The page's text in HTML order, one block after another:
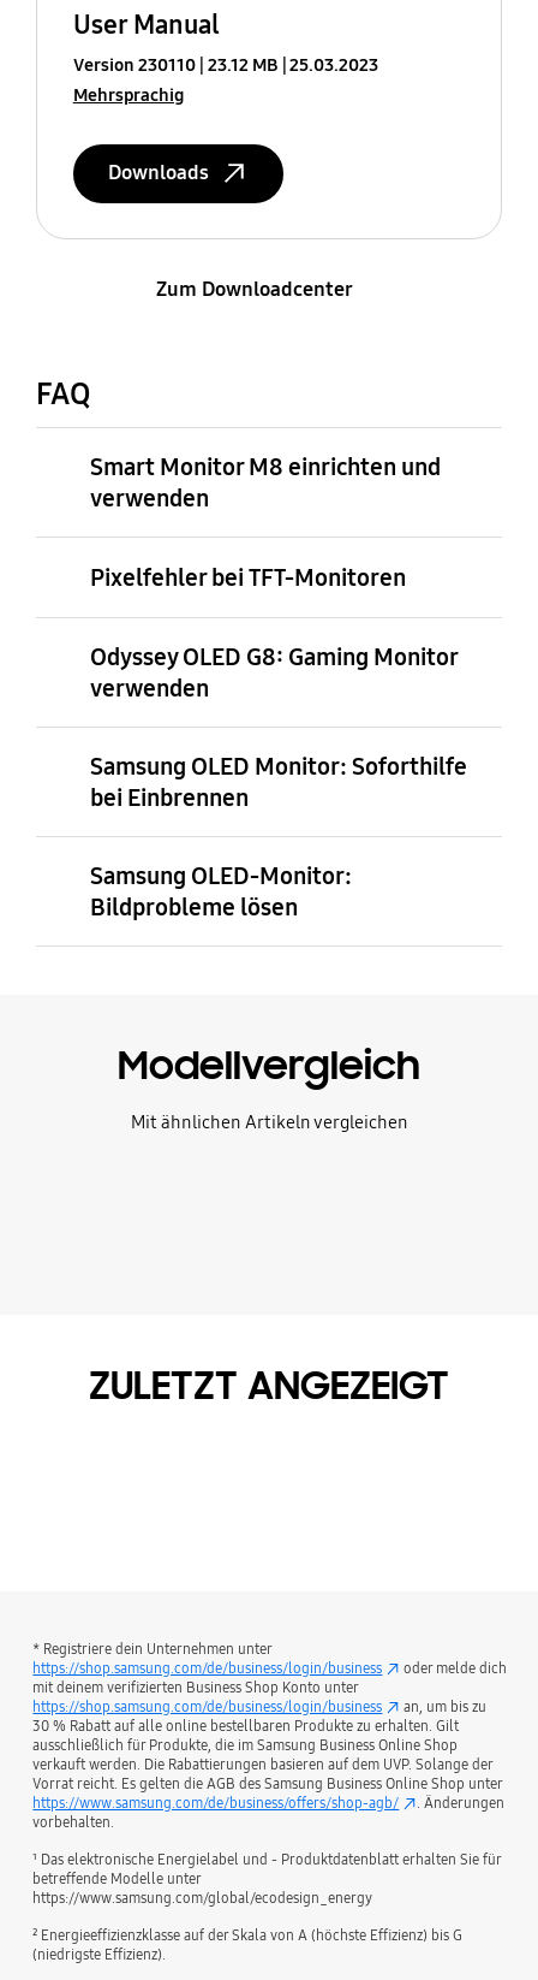
User Manual
Version 230110 23.12 MB 25.03.2023
Mehrsprachig
Downloads
Zum Downloadcenter
FAQ
Smart Monitor M8 einrichten und
verwenden
Pixelfehler bei TFT-Monitoren
Odyssey OLED G8: Gaming Monitor
verwenden
Samsung OLED Monitor: Soforthilfe
bei Einbrennen
Samsung OLED-Monitor:
Bildprobleme lösen
Modellvergleich
Mit ähnlichen Artikeln vergleichen
ZULETZT ANGEZEIGT
* Registriere dein Unternehmen unter
https://shop.samsung.com/de/business/login/business
oder melde dich
mit deinem verifizierten Business Shop Konto unter
https://shop.samsung.com/de/business/login/business
an, um bis zu
30 % Rabatt auf alle online bestellbaren Produkte zu erhalten. Gilt
ausschließlich für Produkte, die im Samsung Business Online Shop
verkauft werden. Die Rabattierungen basieren auf dem UVP. Solange der
Vorrat reicht. Es gelten die AGB des Samsung Business Online Shop unter
https://www.samsung.com/de/business/offers/shop-agb/
. Änderungen
vorbehalten.
¹ Das elektronische Energielabel und - Produktdatenblatt erhalten Sie für
betreffende Modelle unter
https://www.samsung.com/global/ecodesign_energy
² Energieeffizienzklasse auf der Skala von A (höchste Effizienz) bis G
(niedrigste Effizienz).